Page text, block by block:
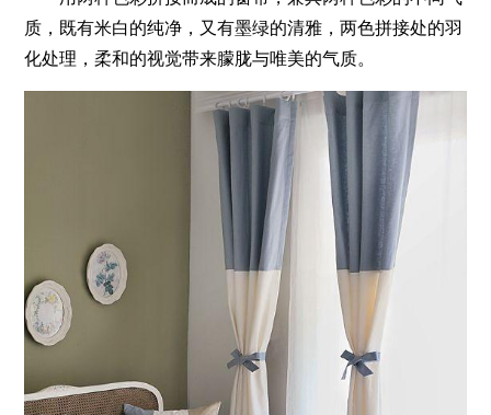
质，既有米白的纯净，又有墨绿的清雅，两色拼接处的羽
化处理，柔和的视觉带来朦胧与唯美的气质。